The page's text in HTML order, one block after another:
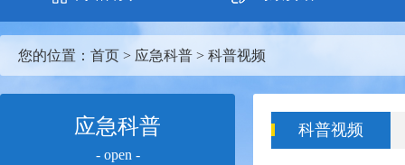
您的位置： 首页 > 应急科普 > 科普视频
应急科普
- open -
科普视频